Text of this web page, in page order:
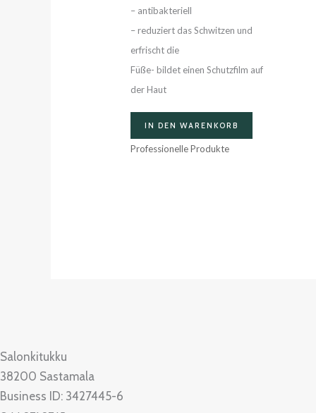
– antibakteriell
– reduziert das Schwitzen und
erfrischt die
Füße- bildet einen Schutzfilm auf
der Haut
IN DEN WARENKORB
Professionelle Produkte
Salonkitukku
38200 Sastamala
Business ID: 3427445-6